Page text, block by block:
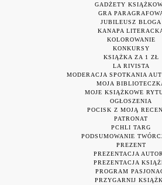
GADŻETY
GRA
JUBILEUSZ BLOGA
KANAPA
KOLOROWANIE
KONKURSY
KSIĄŻKA ZA 1 ZŁ
LA RIVISTA
MODERACJA SPOTKANIA
MOJA
MOJE KSIĄŻKOWE
OGŁOSZENIA
POCISK Z MOJĄ
PATRONAT
PCHLI TARG
PODSUMOWANIE
PREZENT
PREZENTACJA
PREZENTACJA
PROGRAM
PRZYGARNIJ